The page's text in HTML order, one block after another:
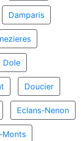
Damparis
Dole
Doucier
Eclans-Nenon
Monts